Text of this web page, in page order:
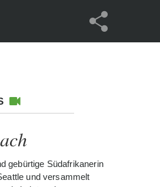
gebürtige Südafrikanerin
und versammelt